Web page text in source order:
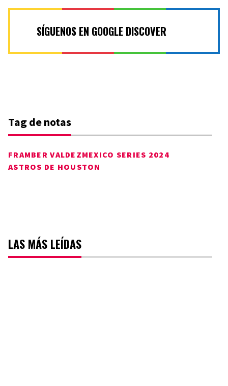
SÍGUENOS EN GOOGLE DISCOVER
Tag de notas
FRAMBER VALDEZMEXICO SERIES 2024
ASTROS DE HOUSTON
LAS MÁS LEÍDAS